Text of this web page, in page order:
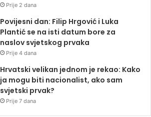
Prije 2 dana
Povijesni dan: Filip Hrgović i Luka
Plantić se na isti datum bore za
naslov svjetskog prvaka
Prije 4 dana
Hrvatski velikan jednom je rekao: Kako
ja mogu biti nacionalist, ako sam
svjetski prvak?
Prije 7 dana